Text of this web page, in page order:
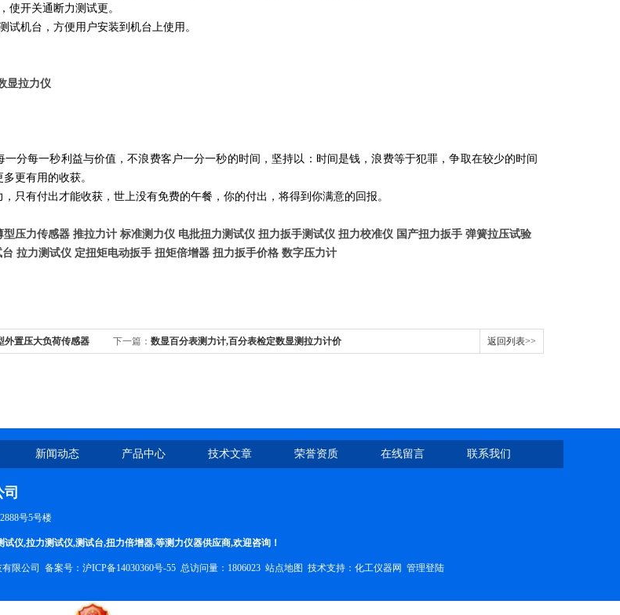
使开关通断力测试更。
试机台，方便用户安装到机台上使用。
显拉力仪
分每一秒利益与价值，不浪费客户一分一秒的时间，坚持以：时间是钱，浪费等于犯罪，争取在较少的时间
更有用的收获。
只有付出才能收获，世上没有免费的午餐，你的付出，将得到你满意的回报。
型压力传感器 推拉力计 标准测力仪 电批扭力测试仪 扭力扳手测试仪 扭力校准仪 国产扭力扳手 弹簧拉压试验
拉力测试仪 定扭矩电动扳手 扭矩倍增器 扭力扳手价格 数字压力计
外置压大负荷传感器 下一篇： 数显百分表测力计,百分表检定数显测拉力计价 返回列表>>
新闻动态 产品中心 技术文章 荣誉资质 在线留言 联系我们
号5号楼
试仪,拉力测试仪,测试台,扭力倍增器,等测力仪器供应商,欢迎咨询！
限公司 备案号： 沪ICP备14030360号-55 总访问量：1806023 站点地图 技术支持： 化工仪器网 管理登陆